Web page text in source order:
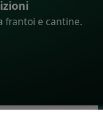
frantoi e cantine.